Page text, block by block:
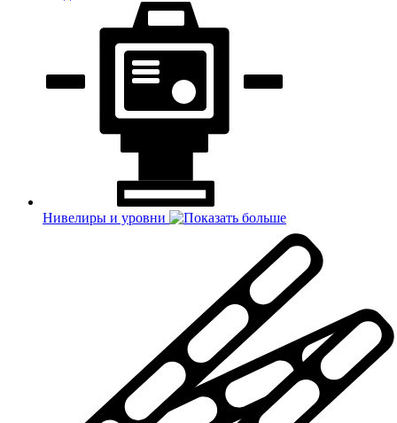
Нивелиры и уровни